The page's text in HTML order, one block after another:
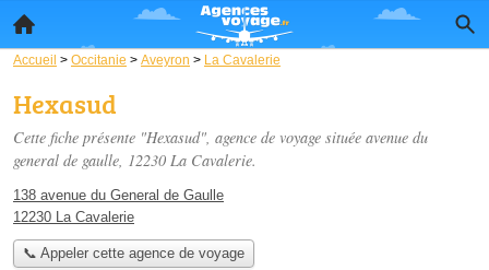
Accueil > Occitanie > Aveyron > La Cavalerie
Hexasud
Cette fiche présente "Hexasud", agence de voyage située avenue du
general de gaulle, 12230 La Cavalerie.
138 avenue du General de Gaulle
12230 La Cavalerie
📞 Appeler cette agence de voyage